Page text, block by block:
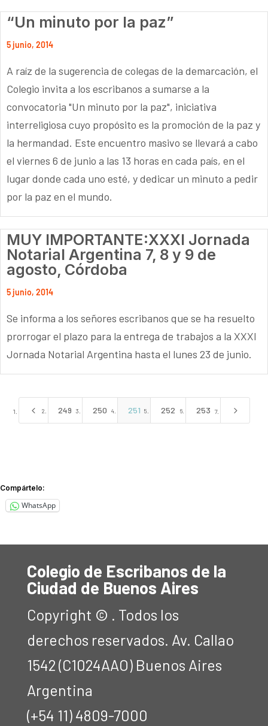
“Un minuto por la paz”
5 junio, 2014
A raíz de la sugerencia de colegas de la demarcación, el
Colegio invita a los escribanos a sumarse a la
convocatoria "Un minuto por la paz", iniciativa
interreligiosa cuyo propósito es la promoción de la paz y
la hermandad. Este encuentro masivo se llevará a cabo
el viernes 6 de junio a las 13 horas en cada país, en el
lugar donde cada uno esté, y dedicar un minuto a pedir
por la paz en el mundo.
MUY IMPORTANTE:XXXI Jornada
Notarial Argentina 7, 8 y 9 de
agosto, Córdoba
5 junio, 2014
Se informa a los señores escribanos que se ha resuelto
prorrogar el plazo para la entrega de trabajos a la XXXI
Jornada Notarial Argentina hasta el lunes 23 de junio.
4 249 250 251 252 253 5
Compártelo:
WhatsApp
Colegio de Escribanos de la
Ciudad de Buenos Aires
Copyright © . Todos los
derechos reservados. Av. Callao
1542 (C1024AAO) Buenos Aires
Argentina
(+54 11) 4809-7000